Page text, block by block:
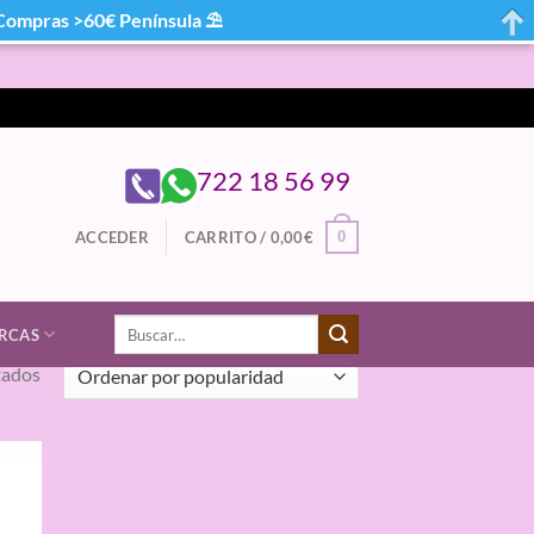
722 18 56 99
ACCEDER CARRITO / 0,00€ 0
Buscar
Ordenado
por
>60€ Península ⛱